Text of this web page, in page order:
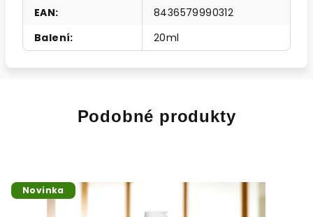
EAN:
8436579990312
Balení: 20ml
Podobné produkty
Novinka